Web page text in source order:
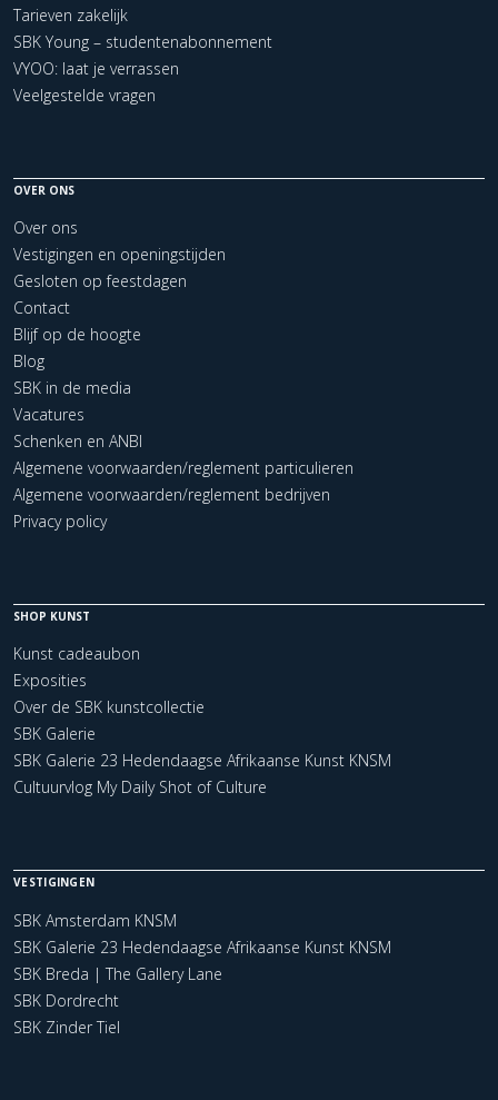
Tarieven zakelijk
SBK Young – studentenabonnement
VYOO: laat je verrassen
Veelgestelde vragen
OVER ONS
Over ons
Vestigingen en openingstijden
Gesloten op feestdagen
Contact
Blijf op de hoogte
Blog
SBK in de media
Vacatures
Schenken en ANBI
Algemene voorwaarden/reglement particulieren
Algemene voorwaarden/reglement bedrijven
Privacy policy
SHOP KUNST
Kunst cadeaubon
Exposities
Over de SBK kunstcollectie
SBK Galerie
SBK Galerie 23 Hedendaagse Afrikaanse Kunst KNSM
Cultuurvlog My Daily Shot of Culture
VESTIGINGEN
SBK Amsterdam KNSM
SBK Galerie 23 Hedendaagse Afrikaanse Kunst KNSM
SBK Breda | The Gallery Lane
SBK Dordrecht
SBK Zinder Tiel